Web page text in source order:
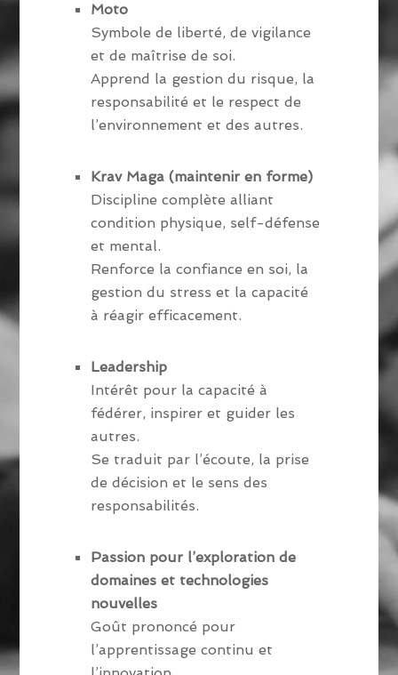
Moto
Symbole de liberté, de vigilance
et de maîtrise de soi.
Apprend la gestion du risque, la
responsabilité et le respect de
l’environnement et des autres.
Krav Maga (maintenir en forme)
Discipline complète alliant
condition physique, self-défense
et mental.
Renforce la confiance en soi, la
gestion du stress et la capacité
à réagir efficacement.
Leadership
Intérêt pour la capacité à
fédérer, inspirer et guider les
autres.
Se traduit par l’écoute, la prise
de décision et le sens des
responsabilités.
Passion pour l’exploration de
domaines et technologies
nouvelles
Goût prononcé pour
l’apprentissage continu et